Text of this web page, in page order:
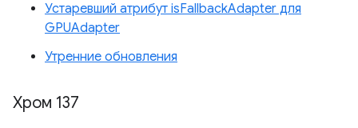
Устаревший атрибут isFallbackAdapter для
GPUAdapter
Утренние обновления
Хром 137